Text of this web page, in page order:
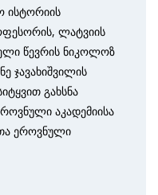
ისტორიის
ლატვიის
წევრის ნიკოლოზ
ჯავახიშვილის
გახსნა
აკადემიისა
ეროვნული